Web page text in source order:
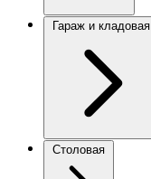
Гараж и кладовая
Столовая